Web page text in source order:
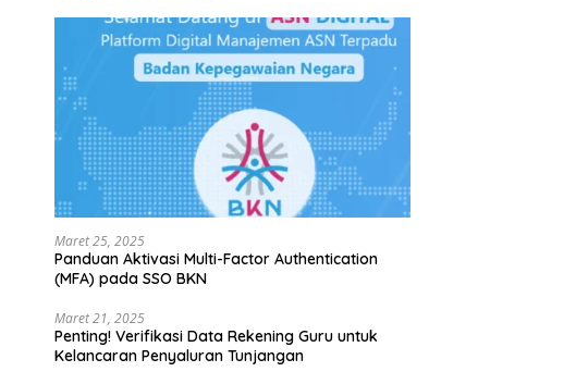
Maret 25, 2025
Panduan Aktivasi Multi-Factor Authentication
(MFA) pada SSO BKN
Maret 21, 2025
Penting! Verifikasi Data Rekening Guru untuk
Kelancaran Penyaluran Tunjangan